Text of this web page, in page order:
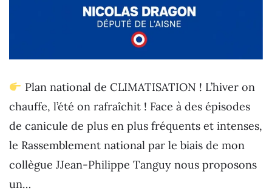
Plan national de CLIMATISATION ! L’hiver on
chauffe, l’été on rafraîchit ! Face à des épisodes
de canicule de plus en plus fréquents et intenses,
le Rassemblement national par le biais de mon
collègue JJean-Philippe Tanguy nous proposons
un…